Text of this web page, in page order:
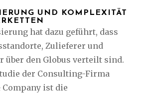
UND KOMPLEXITÄT
hat dazu geführt, dass
Zulieferer und
über den Globus verteilt sind.
der Consulting-Firma
ist die